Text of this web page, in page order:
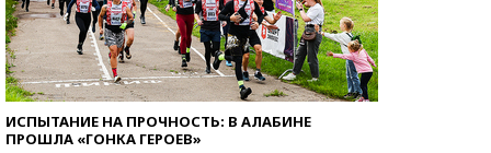
ИСПЫТАНИЕ НА ПРОЧНОСТЬ: В АЛАБИНЕ
ПРОШЛА «ГОНКА ГЕРОЕВ»